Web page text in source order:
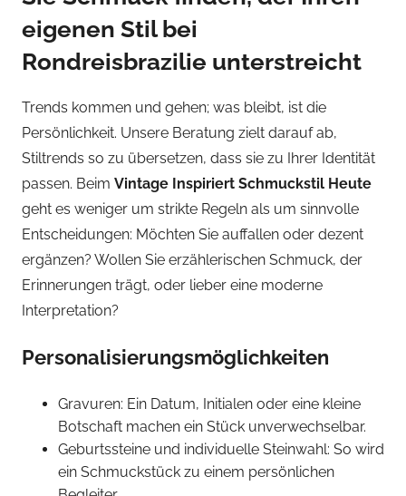
eigenen Stil bei
Rondreisbrazilie unterstreicht
Trends kommen und gehen; was bleibt, ist die
Persönlichkeit. Unsere Beratung zielt darauf ab,
Stiltrends so zu übersetzen, dass sie zu Ihrer Identität
passen. Beim Vintage Inspiriert Schmuckstil Heute
geht es weniger um strikte Regeln als um sinnvolle
Entscheidungen: Möchten Sie auffallen oder dezent
ergänzen? Wollen Sie erzählerischen Schmuck, der
Erinnerungen trägt, oder lieber eine moderne
Interpretation?
Personalisierungsmöglichkeiten
Gravuren: Ein Datum, Initialen oder eine kleine
Botschaft machen ein Stück unverwechselbar.
Geburtssteine und individuelle Steinwahl: So wird
ein Schmuckstück zu einem persönlichen